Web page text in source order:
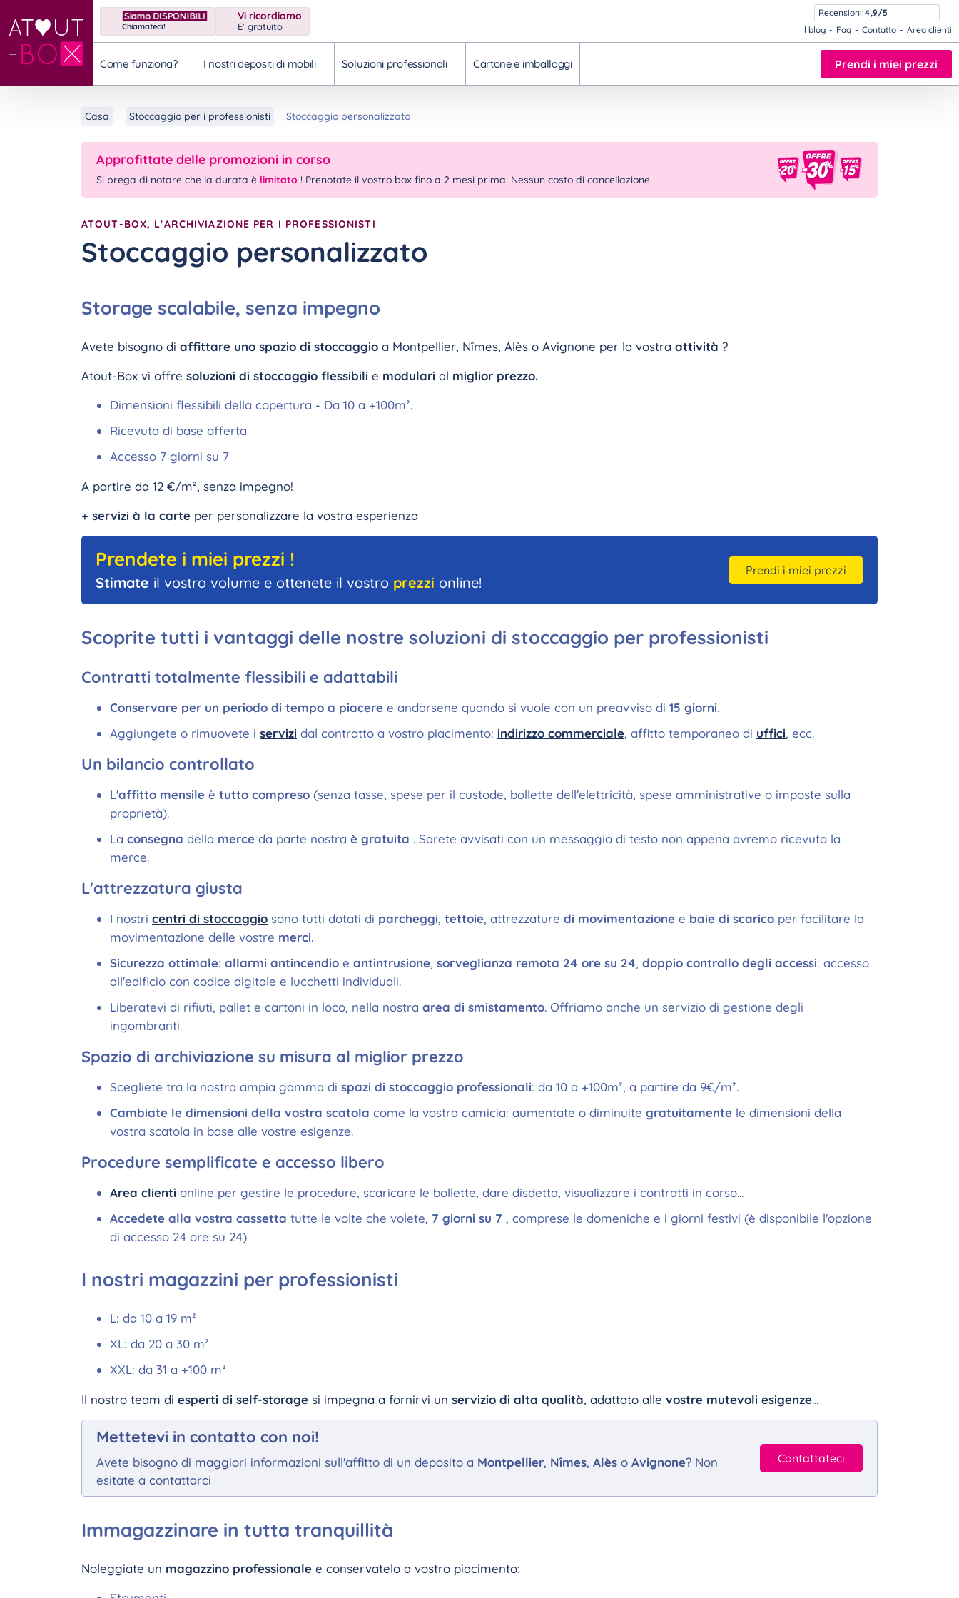
Siamo DISPONIBILI
Chiamateci!
Vi ricordiamo
E' gratuito
Recensioni:4,9/5
Il blog
Faq Contatto Area clienti
Come funziona? I nostri depositi di mobili Soluzioni professionali Cartone e imballaggi Prendi i miei prezzi
Casa Stoccaggio per i professionisti Stoccaggio personalizzato
Approfittate delle promozioni in corso
Si prega di notare che la durata è limitato ! Prenotate il vostro box fino a 2 mesi prima. Nessun costo di cancellazione.
ATOUT-BOX, L'ARCHIVIAZIONE PER I PROFESSIONISTI
Stoccaggio personalizzato
Storage scalabile, senza impegno
Avete bisogno di affittare uno spazio di stoccaggio a Montpellier, Nîmes, Alès o Avignone per la vostra attività ?
Atout-Box vi offre soluzioni di stoccaggio flessibili e modulari al miglior prezzo.
Dimensioni flessibili della copertura - Da 10 a +100m².
Ricevuta di base offerta
Accesso 7 giorni su 7
A partire da 12 €/m², senza impegno!
+ servizi à la carte per personalizzare la vostra esperienza
Prendete i miei prezzi !
Stimate il vostro volume e ottenete il vostro prezzi online!
Prendi i miei prezzi
Scoprite tutti i vantaggi delle nostre soluzioni di stoccaggio per professionisti
Contratti totalmente flessibili e adattabili
Conservare per un periodo di tempo a piacere e andarsene quando si vuole con un preavviso di 15 giorni.
Aggiungete o rimuovete i servizi dal contratto a vostro piacimento: indirizzo commerciale, affitto temporaneo di uffici, ecc.
Un bilancio controllato
L'affitto mensile è tutto compreso (senza tasse, spese per il custode, bollette dell'elettricità, spese amministrative o imposte sulla
proprietà).
La consegna della merce da parte nostra è gratuita . Sarete avvisati con un messaggio di testo non appena avremo ricevuto la
merce.
L'attrezzatura giusta
I nostri centri di stoccaggio sono tutti dotati di parcheggi, tettoie, attrezzature di movimentazione e baie di scarico per facilitare la
movimentazione delle vostre merci.
Sicurezza ottimale: allarmi antincendio e antintrusione, sorveglianza remota 24 ore su 24, doppio controllo degli accessi: accesso
all'edificio con codice digitale e lucchetti individuali.
Liberatevi di rifiuti, pallet e cartoni in loco, nella nostra area di smistamento. Offriamo anche un servizio di gestione degli
ingombranti.
Spazio di archiviazione su misura al miglior prezzo
Scegliete tra la nostra ampia gamma di spazi di stoccaggio professionali: da 10 a +100m², a partire da 9€/m².
Cambiate le dimensioni della vostra scatola come la vostra camicia: aumentate o diminuite gratuitamente le dimensioni della
vostra scatola in base alle vostre esigenze.
Procedure semplificate e accesso libero
Area clienti online per gestire le procedure, scaricare le bollette, dare disdetta, visualizzare i contratti in corso...
Accedete alla vostra cassetta tutte le volte che volete, 7 giorni su 7 , comprese le domeniche e i giorni festivi (è disponibile l'opzione
di accesso 24 ore su 24)
I nostri magazzini per professionisti
L: da 10 a 19 m²
XL: da 20 a 30 m²
XXL: da 31 a +100 m²
Il nostro team di esperti di self-storage si impegna a fornirvi un servizio di alta qualità, adattato alle vostre mutevoli esigenze...
Mettetevi in contatto con noi!
Avete bisogno di maggiori informazioni sull'affitto di un deposito a Montpellier, Nîmes, Alès o Avignone? Non
esitate a contattarci
Contattateci
Immagazzinare in tutta tranquillità
Noleggiate un magazzino professionale e conservatelo a vostro piacimento: